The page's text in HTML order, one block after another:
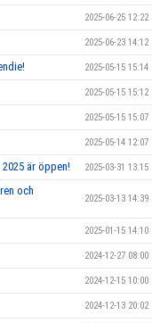
2025-06-25 12:22
2025-06-23 14:12
2025-05-15 15:14
2025-05-15 15:12
2025-05-15 15:07
2025-05-14 12:07
är öppen! 2025-03-31 13:15
och
2025-03-13 14:39
2025-01-15 14:10
2024-12-27 08:00
2024-12-15 10:00
2024-12-13 20:02